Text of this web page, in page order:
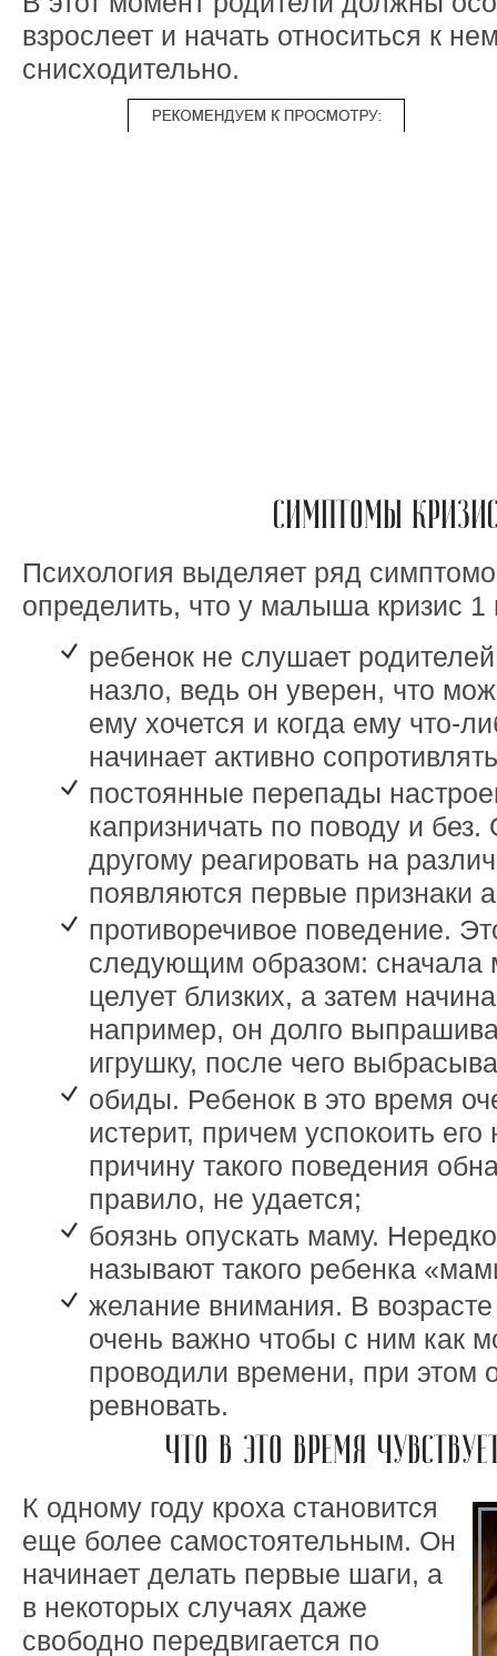
взрослеет и начать относиться к
снисходительно.
СИМПТОМЫ
Психология выделяет ряд
определить, что у малыша кризис 1
ребенок не слушает
назло, ведь он уверен, что
ему хочется и когда ему что-
начинает активно
постоянные перепады
капризничать по поводу и
другому реагировать на
появляются первые признаки
противоречивое поведение.
следующим образом:
целует близких, а затем
например, он долго
игрушку, после чего
обиды. Ребенок в это время
истерит, причем успокоить
причину такого поведения
правило, не удается;
боязнь опускать маму.
называют такого ребенка
желание внимания. В возрасте
очень важно чтобы с ним как
проводили времени, при этом
ревновать.
ЧТО В ЭТО ВРЕМЯ
К одному году кроха становится
еще более самостоятельным. Он
начинает делать первые шаги, а
в некоторых случаях даже
свободно передвигается по